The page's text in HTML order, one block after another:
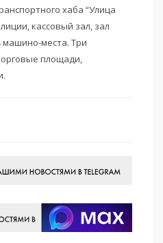
хаба “Улица
кассовый зал, зал
машино-места. Три
площади,